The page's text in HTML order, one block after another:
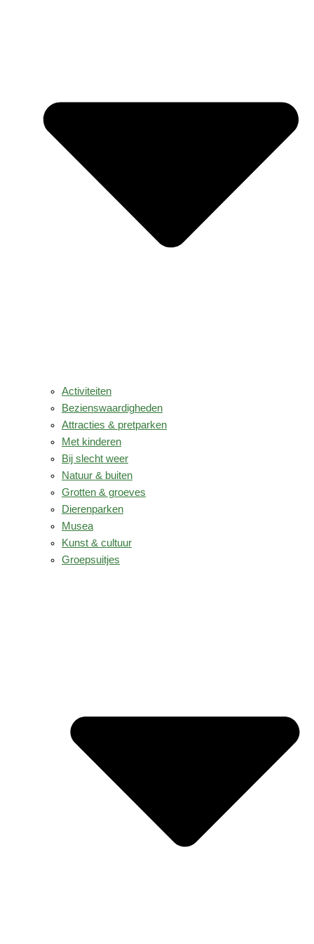
Activiteiten
Bezienswaardigheden
Attracties & pretparken
Met kinderen
Bij slecht weer
Natuur & buiten
Grotten & groeves
Dierenparken
Musea
Kunst & cultuur
Groepsuitjes